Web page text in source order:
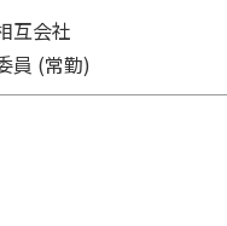
互会社
員 (常勤)